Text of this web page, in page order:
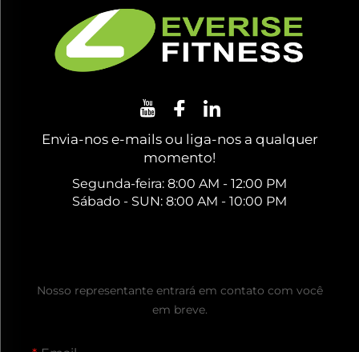
Envia-nos e-mails ou liga-nos a qualquer
momento!
Segunda-feira: 8:00 AM - 12:00 PM
Sábado - SUN: 8:00 AM - 10:00 PM
Nosso representante entrará em contato com você
em breve.